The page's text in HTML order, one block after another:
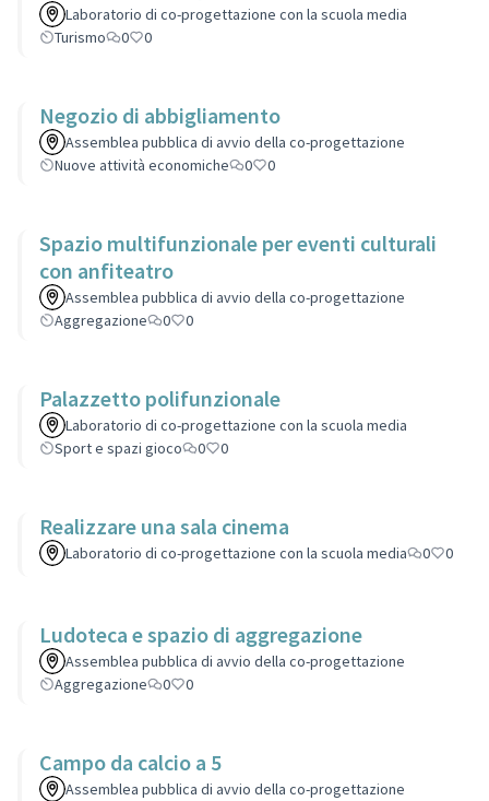
Laboratorio di co-progettazione con la scuola media
Turismo
0 0
Negozio di abbigliamento
Assemblea pubblica di avvio della co-progettazione
Nuove attività economiche
0 0
Spazio multifunzionale per eventi culturali
con anfiteatro
Assemblea pubblica di avvio della co-progettazione
Aggregazione
0 0
Palazzetto polifunzionale
Laboratorio di co-progettazione con la scuola media
Sport e spazi gioco
0 0
Realizzare una sala cinema
Laboratorio di co-progettazione con la scuola media 0 0
Ludoteca e spazio di aggregazione
Assemblea pubblica di avvio della co-progettazione
Aggregazione
0 0
Campo da calcio a 5
Assemblea pubblica di avvio della co-progettazione